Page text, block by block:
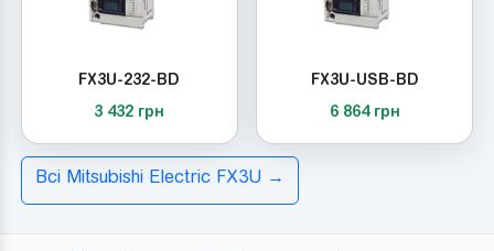
FX3U-232-BD
3 432 грн
FX3U-USB-BD
6 864 грн
Всі Mitsubishi Electric FX3U →